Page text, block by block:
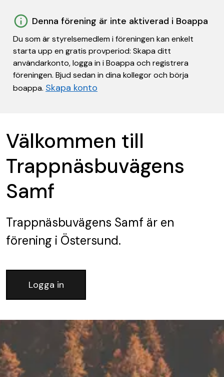
Denna förening är inte aktiverad i Boappa
Du som är styrelsemedlem i föreningen kan enkelt
starta upp en gratis provperiod: Skapa ditt
användarkonto, logga in i Boappa och registrera
föreningen. Bjud sedan in dina kollegor och börja
boappa. Skapa konto
Välkommen till
Trappnäsbuvägens
Samf
Trappnäsbuvägens Samf är en
förening i Östersund.
Logga in